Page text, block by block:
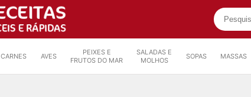
CARNES AVES
PEIXES E
FRUTOS DO MAR
SALADAS E
MOLHOS
SOPAS MASSAS